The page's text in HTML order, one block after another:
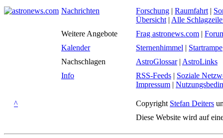
Nachrichten Forschung | Raumfahrt |
Übersicht | Alle
Weitere Angebote
Frag astronews.com |
Kalender
Sternenhimmel | Startrampe
Nachschlagen
AstroGlossar| AstroLinks
Info
RSS-Feeds | Soziale
Impressum |
^ Copyright Stefan Deiters
Diese Website wird auf